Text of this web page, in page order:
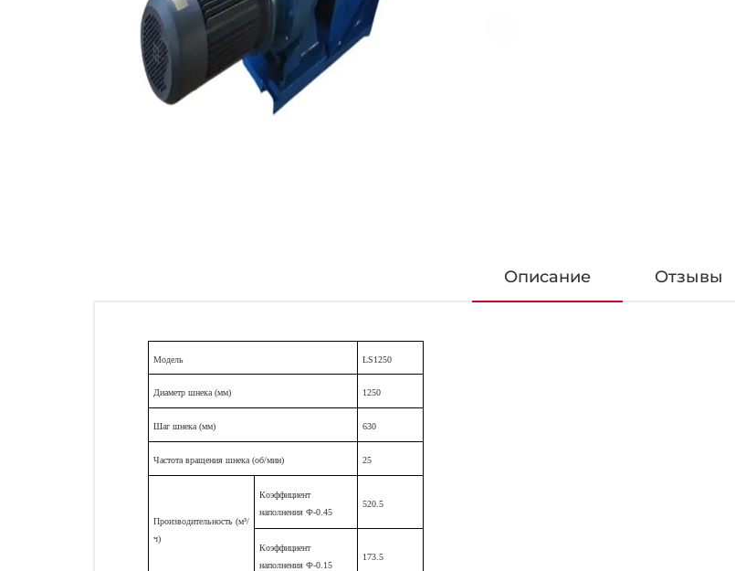
Описание Отзывы
Модель LS1250
Диаметр шнека (мм) 1250
Шаг шнека (мм) 630
Частота вращения шнека (об/мин) 25
Производительность (м³/
ч)
Коэффициент
наполнения Ф-0.45
520.5
Коэффициент
наполнения Ф-0.15
173.5